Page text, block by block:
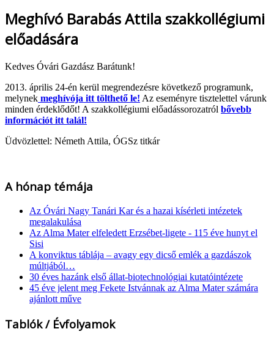
Meghívó Barabás Attila szakkollégiumi
előadására
Kedves Óvári Gazdász Barátunk!
2013. április 24-én kerül megrendezésre következő programunk,
melynek meghívója itt tölthető le! Az eseményre tisztelettel várunk
minden érdeklődőt! A szakkollégiumi előadássorozatról bővebb
információt itt talál!
Üdvözlettel: Németh Attila, ÓGSz titkár
A hónap témája
Az Óvári Nagy Tanári Kar és a hazai kísérleti intézetek
megalakulása
Az Alma Mater elfeledett Erzsébet-ligete - 115 éve hunyt el
Sisi
A konviktus táblája – avagy egy dicső emlék a gazdászok
múltjából…
30 éves hazánk első állat-biotechnológiai kutatóintézete
45 éve jelent meg Fekete Istvánnak az Alma Mater számára
ajánlott műve
Tablók / Évfolyamok